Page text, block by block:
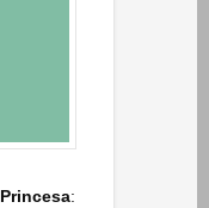
Princesa: